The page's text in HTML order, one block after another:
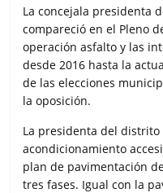
c
e
b
o
o
k
i
t
t
e
r
a
t
s
A
p
p
a
i
l
m
p
a
r
t
i
La concejala presidenta
compareció en el Pleno
operación asfalto y las
desde 2016 hasta la
de las elecciones
la oposición.
La presidenta del
acondicionamiento
plan de pavimentación
tres fases. Igual con la